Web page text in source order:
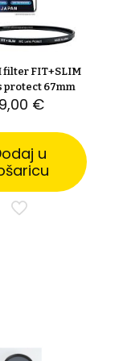
filter FIT+SLIM
protect 67mm
€
u